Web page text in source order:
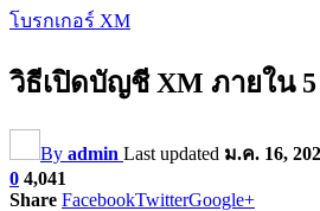
โบรกเกอร์ XM
วิธีเปิดบัญชี XM ภายใน
By admin Last updated ม.ค. 16,
0 4,041
Share FacebookTwitterGoogle+